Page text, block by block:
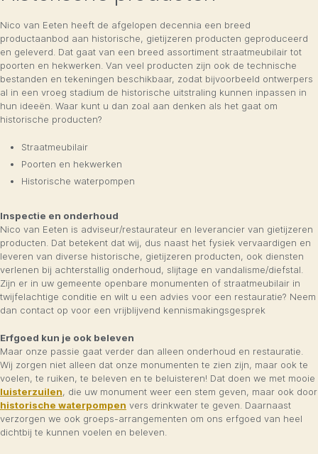
Nico van Eeten heeft de afgelopen decennia een breed
productaanbod aan historische, gietijzeren producten geproduceerd
en geleverd. Dat gaat van een breed assortiment straatmeubilair tot
poorten en hekwerken. Van veel producten zijn ook de technische
bestanden en tekeningen beschikbaar, zodat bijvoorbeeld ontwerpers
al in een vroeg stadium de historische uitstraling kunnen inpassen in
hun ideeën. Waar kunt u dan zoal aan denken als het gaat om
historische producten?
Straatmeubilair
Poorten en hekwerken
Historische waterpompen
Inspectie en onderhoud
Nico van Eeten is adviseur/restaurateur en leverancier van gietijzeren
producten. Dat betekent dat wij, dus naast het fysiek vervaardigen en
leveren van diverse historische, gietijzeren producten, ook diensten
verlenen bij achterstallig onderhoud, slijtage en vandalisme/diefstal.
Zijn er in uw gemeente openbare monumenten of straatmeubilair in
twijfelachtige conditie en wilt u een advies voor een restauratie? Neem
dan contact op voor een vrijblijvend kennismakingsgesprek
Erfgoed kun je ook beleven
Maar onze passie gaat verder dan alleen onderhoud en restauratie.
Wij zorgen niet alleen dat onze monumenten te zien zijn, maar ook te
voelen, te ruiken, te beleven en te beluisteren! Dat doen we met mooie
luisterzuilen, die uw monument weer een stem geven, maar ook door
historische waterpompen vers drinkwater te geven. Daarnaast
verzorgen we ook groeps-arrangementen om ons erfgoed van heel
dichtbij te kunnen voelen en beleven.